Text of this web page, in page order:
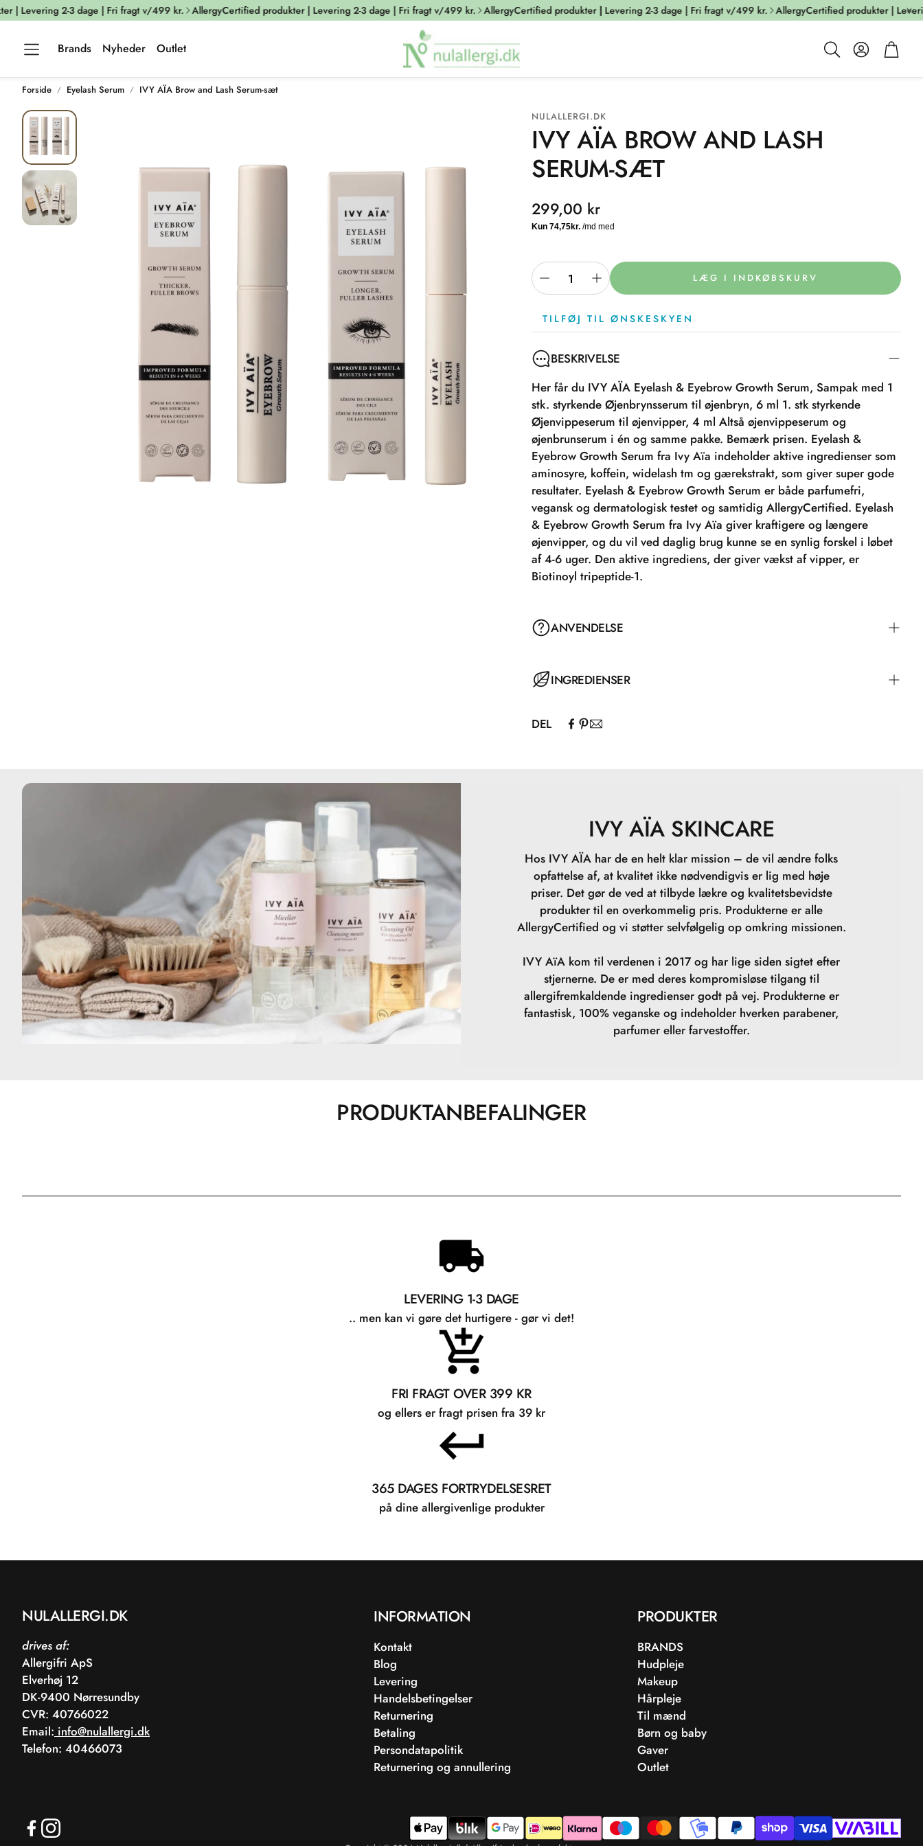
Levering 2-3 dage | Fri fragt v/499 kr. AllergyCertified produkter | Levering 2-3 dage | Fri fragt v/499 kr. AllergyCertified produkter | Levering 2-3 dage | Fri fragt v/499 kr. AllergyCertified produkter |
Brands Nyheder Outlet Søg
AccountCart
Forside Eyelash Serum IVY AÏA Brow and Lash Serum-sæt
NULALLERGI.DK
IVY AÏA BROW AND LASH
SERUM-SÆT
Normalpris
299,00 kr
LÆG I INDKØBSKURV
TILFØJ TIL ØNSKESKYEN
BESKRIVELSE
Her får du IVY AÏA Eyelash & Eyebrow Growth Serum, Sampak med 1
stk. styrkende Øjenbrynsserum til øjenbryn, 6 ml 1. stk styrkende
Øjenvippeserum til øjenvipper, 4 ml Altså øjenvippeserum og
øjenbrunserum i én og samme pakke. Bemærk prisen. Eyelash &
Eyebrow Growth Serum fra Ivy Aïa indeholder aktive ingredienser som
aminosyre, koffein, widelash tm og gærekstrakt, som giver super gode
resultater. Eyelash & Eyebrow Growth Serum er både parfumefri,
vegansk og dermatologisk testet og samtidig AllergyCertified. Eyelash
& Eyebrow Growth Serum fra Ivy Aïa giver kraftigere og længere
øjenvipper, og du vil ved daglig brug kunne se en synlig forskel i løbet
af 4-6 uger. Den aktive ingrediens, der giver vækst af vipper, er
Biotinoyl tripeptide-1.
ANVENDELSE
INGREDIENSER
DEL
IVY AÏA SKINCARE
Hos IVY AÏA har de en helt klar mission – de vil ændre folks
opfattelse af, at kvalitet ikke nødvendigvis er lig med høje
priser. Det gør de ved at tilbyde lækre og kvalitetsbevidste
produkter til en overkommelig pris. Produkterne er alle
AllergyCertified og vi støtter selvfølgelig op omkring missionen.
IVY AïA kom til verdenen i 2017 og har lige siden sigtet efter
stjernerne. De er med deres kompromisløse tilgang til
allergifremkaldende ingredienser godt på vej. Produkterne er
fantastisk, 100% veganske og indeholder hverken parabener,
parfumer eller farvestoffer.
PRODUKTANBEFALINGER
LEVERING 1-3 DAGE
.. men kan vi gøre det hurtigere - gør vi det!
FRI FRAGT OVER 399 KR
og ellers er fragt prisen fra 39 kr
365 DAGES FORTRYDELSESRET
på dine allergivenlige produkter
NULALLERGI.DK
drives af:
Allergifri ApS
Elverhøj 12
DK-9400 Nørresundby
CVR: 40766022
Email: info@nulallergi.dk
Telefon: 40466073
INFORMATION
Kontakt
Blog
Levering
Handelsbetingelser
Returnering
Betaling
Persondatapolitik
Returnering og annullering
PRODUKTER
BRANDS
Hudpleje
Makeup
Hårpleje
Til mænd
Børn og baby
Gaver
Outlet